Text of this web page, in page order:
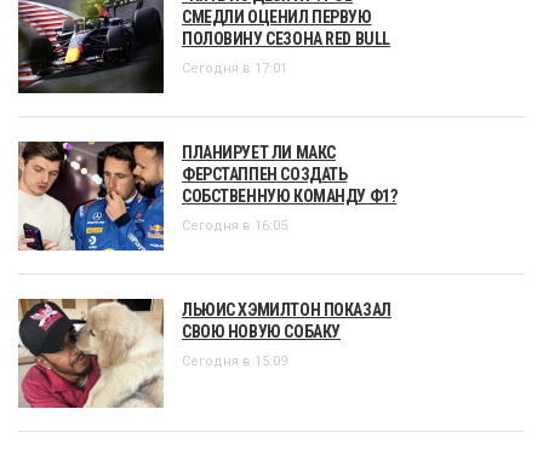
СМЕДЛИ ОЦЕНИЛ ПЕРВУЮ
ПОЛОВИНУ СЕЗОНА RED BULL
Сегодня в 17:01
ПЛАНИРУЕТ ЛИ МАКС
ФЕРСТАППЕН СОЗДАТЬ
СОБСТВЕННУЮ КОМАНДУ Ф1?
Сегодня в 16:05
ЛЬЮИС ХЭМИЛТОН ПОКАЗАЛ
СВОЮ НОВУЮ СОБАКУ
Сегодня в 15:09